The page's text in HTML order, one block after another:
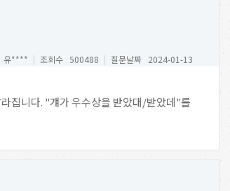
유**** | 조회수 500488 | 질문날짜 2024-01-13
집니다. "걔가 우수상을 받았대/받았데"를